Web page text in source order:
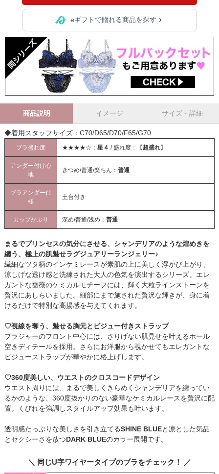
eギフトで贈れる商品を探す
商品説明 イメージ サイズ・詳細
◆着用スタッフサイズ：C70/D65/D70/F65/G70
ブラ盛れ度 ★★★★☆： 星４ / 盛れ度：【超盛れ】
アンダー付け心
地
きつめ/普通/楽ちん： 普通
ブラアンダー仕
様
土台付き
カップかぶり 深め/普通/浅め： 普通
まるでプリンセスの気分にさせる、シャンデリアのような煌めきを
纏う、極上の肌魅せラグジュアリーランジェリー♪
繊細なツタ柄のインケミレースが素肌の上に美しく浮かび上がり、
涼しげな透け感と洗練された大人の色気を演出するシリーズ。エレ
ガントな薔薇のケミカルモチーフには、輝く大粒ラインストーンを
贅沢にあしらいました。細部にまで施された贅沢な輝きが、身に着
けるだけで特別な高揚感を与えてくれます。
♡視線を奪う、魅せる胸元とビジュー付きストラップ
ブラジャーのフロント中心には、さりげない肌見せを叶えるホール
空きディテールを採用。さらにお洋服から覗かせてもエレガントな
ビジューストラップが華やかに格上げします。
♡360度美しい、ウエストのクロスコードデザイン
ウエスト周りには、まるで美しくきらめくシャンデリアを纏ってい
るかのような、360度抜かりのない豪華なケミカルレースを贅沢に配
置。くびれを強調しスタイルアップ効果も叶います。
透明感たっぷりな美しさを引き立てるSHINE BLUEと凛とした気品
とセクシーさを放つDARK BLUEのカラー展開です。
＼ 同じU字ワイヤータイプのブラをチェック！ ／